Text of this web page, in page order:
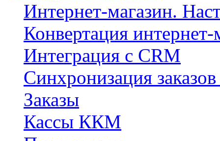
Интернет-магазин.
Конвертация интернет-
Интеграция с CRM
Синхронизация
Заказы
Кассы ККМ